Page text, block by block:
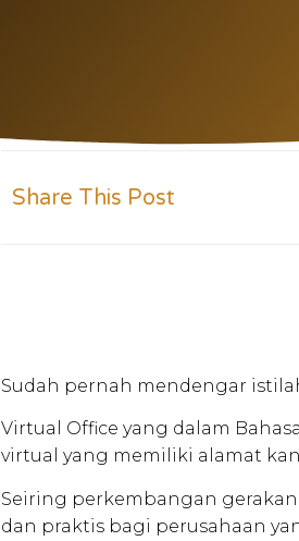
Share This Post
Sudah pernah mendengar
Virtual Office yang dalam
virtual yang memiliki alamat
Seiring perkembangan
dan praktis bagi perusahaan